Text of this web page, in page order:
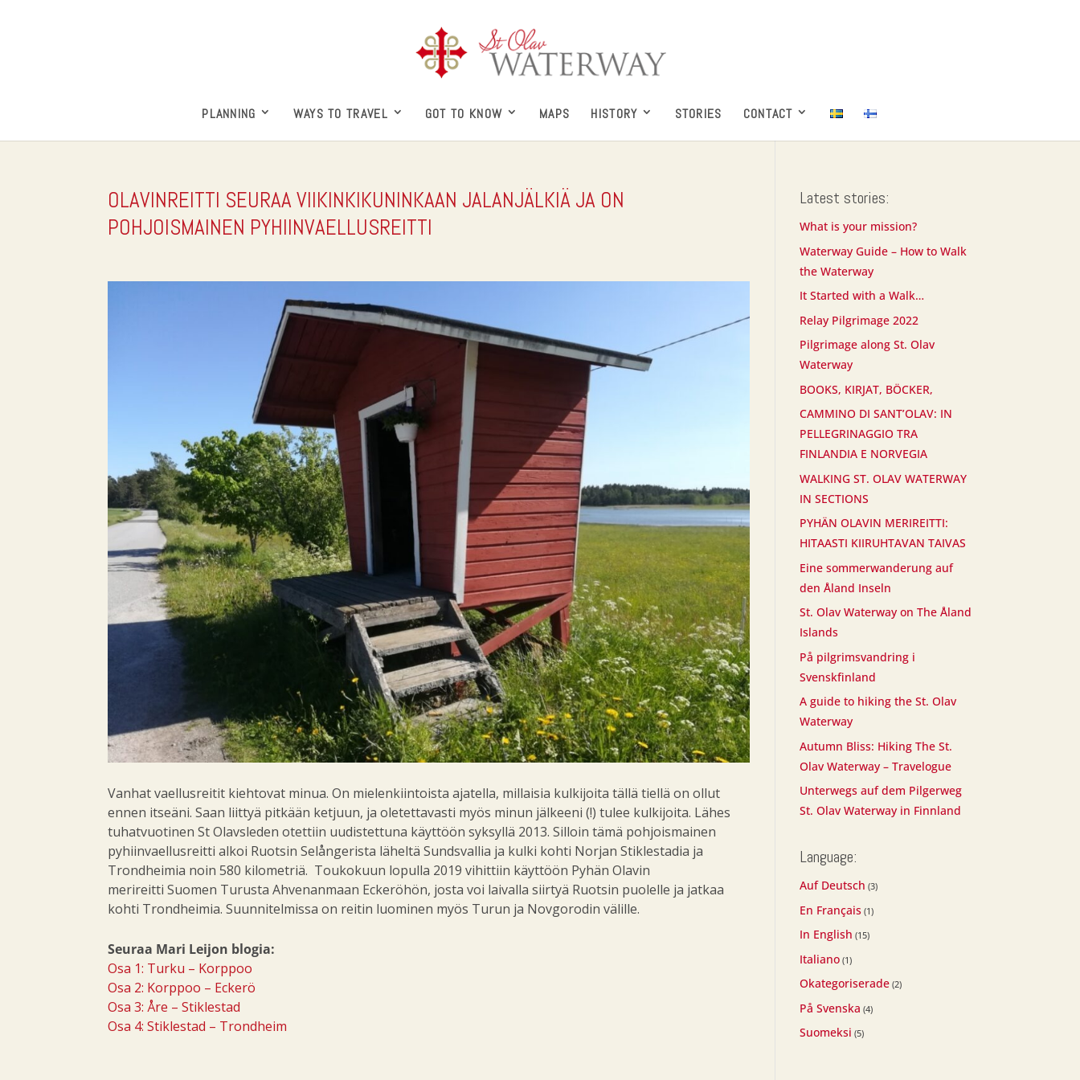
PLANNING WAYS TO TRAVEL GOT TO KNOW MAPS HISTORY STORIES CONTACT
OLAVINREITTI SEURAA VIIKINKIKUNINKAAN JALANJÄLKIÄ JA ON
POHJOISMAINEN PYHIINVAELLUSREITTI
Vanhat vaellusreitit kiehtovat minua. On mielenkiintoista ajatella, millaisia kulkijoita tällä tiellä on ollut
ennen itseäni. Saan liittyä pitkään ketjuun, ja oletettavasti myös minun jälkeeni (!) tulee kulkijoita. Lähes
tuhatvuotinen St Olavsleden otettiin uudistettuna käyttöön syksyllä 2013. Silloin tämä pohjoismainen
pyhiinvaellusreitti alkoi Ruotsin Selångerista läheltä Sundsvallia ja kulki kohti Norjan Stiklestadia ja
Trondheimia noin 580 kilometriä. Toukokuun lopulla 2019 vihittiin käyttöön Pyhän Olavin
merireitti Suomen Turusta Ahvenanmaan Eckeröhön, josta voi laivalla siirtyä Ruotsin puolelle ja jatkaa
kohti Trondheimia. Suunnitelmissa on reitin luominen myös Turun ja Novgorodin välille.
Seuraa Mari Leijon blogia:
Osa 1: Turku – Korppoo
Osa 2: Korppoo – Eckerö
Osa 3: Åre – Stiklestad
Osa 4: Stiklestad – Trondheim
Latest stories:
What is your mission?
Waterway Guide – How to Walk
the Waterway
It Started with a Walk…
Relay Pilgrimage 2022
Pilgrimage along St. Olav
Waterway
BOOKS, KIRJAT, BÖCKER,
CAMMINO DI SANT’OLAV: IN
PELLEGRINAGGIO TRA
FINLANDIA E NORVEGIA
WALKING ST. OLAV WATERWAY
IN SECTIONS
PYHÄN OLAVIN MERIREITTI:
HITAASTI KIIRUHTAVAN TAIVAS
Eine sommerwanderung auf
den Åland Inseln
St. Olav Waterway on The Åland
Islands
På pilgrimsvandring i
Svenskfinland
A guide to hiking the St. Olav
Waterway
Autumn Bliss: Hiking The St.
Olav Waterway – Travelogue
Unterwegs auf dem Pilgerweg
St. Olav Waterway in Finnland
Language:
Auf Deutsch (3)
En Français(1)
In English (15)
Italiano(1)
Okategoriserade(2)
På Svenska (4)
Suomeksi (5)